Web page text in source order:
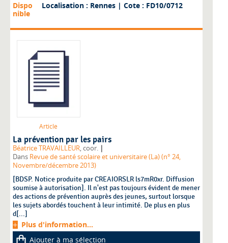
Dispo
nible
Localisation : Rennes | Cote : FD10/0712
Article
La prévention par les pairs
Béatrice TRAVAILLEUR, coor. |
Dans Revue de santé scolaire et universitaire (La) (n° 24,
Novembre/décembre 2013)
[BDSP. Notice produite par CREAIORSLR ls7mR0xr. Diffusion
soumise à autorisation]. Il n'est pas toujours évident de mener
des actions de prévention auprès des jeunes, surtout lorsque
les sujets abordés touchent à leur intimité. De plus en plus
d[...]
Plus d'information...
Ajouter à ma sélection